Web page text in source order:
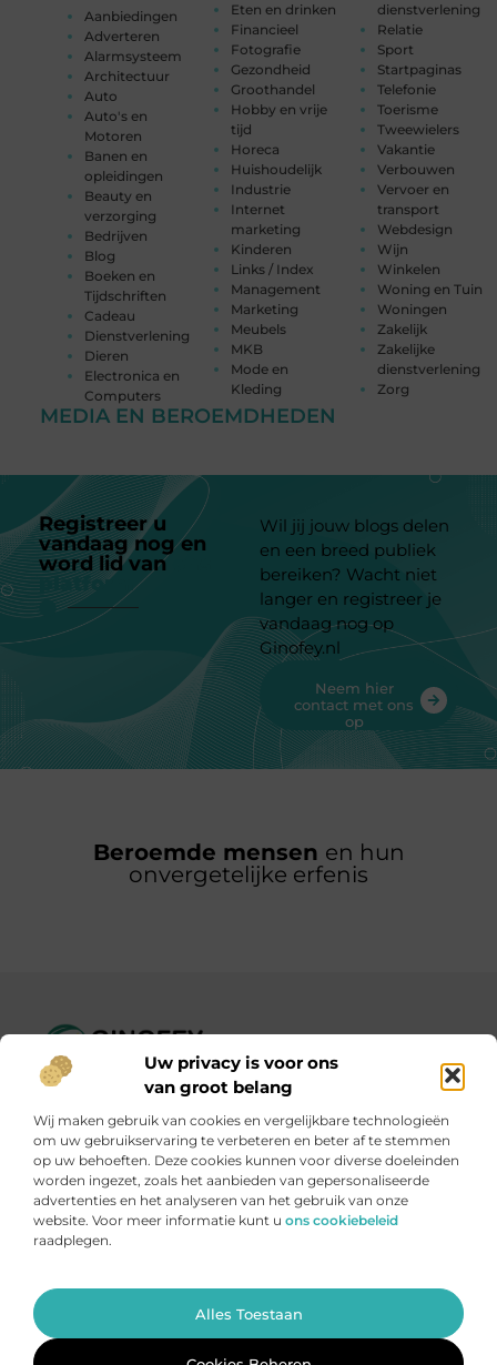
Uw privacy is voor ons
van groot belang
Wij maken gebruik van cookies en vergelijkbare technologieën
om uw gebruikservaring te verbeteren en beter af te stemmen
op uw behoeften. Deze cookies kunnen voor diverse doeleinden
worden ingezet, zoals het aanbieden van gepersonaliseerde
advertenties en het analyseren van het gebruik van onze
website. Voor meer informatie kunt u ons cookiebeleid
raadplegen.
Alles Toestaan Ga Naar
Aanbiedingen
Adverteren
Alarmsysteem
Architectuur
Auto
Auto's en
Motoren
Banen en
opleidingen
Beauty en
verzorging
Bedrijven
Blog
Boeken en
Tijdschriften
Cadeau
Dienstverlening
Dieren
Electronica en
Computers
Eten en drinken
Financieel
Fotografie
Gezondheid
Groothandel
Hobby en vrije
tijd
Horeca
Huishoudelijk
Industrie
Internet
marketing
Kinderen
Links / Index
Management
Marketing
Meubels
MKB
Mode en
Kleding
dienstverlening
Relatie
Sport
Startpaginas
Telefonie
Toerisme
Tweewielers
Vakantie
Verbouwen
Vervoer en
transport
Webdesign
Wijn
Winkelen
Woning en Tuin
Woningen
Zakelijk
Zakelijke
dienstverlening
Zorg
MEDIA EN BEROEMDHEDEN
Registreer u
vandaag nog en
word lid van
platform
Wil jij jouw blogs delen
en een breed publiek
bereiken? Wacht niet
langer en registreer je
vandaag nog op
Ginofey.nl
Neem hier
contact met ons
op
Beroemde mensen en hun
onvergetelijke erfenis
Ginofey.nl – Van alledaags tot bijzonder, altijd iets te lezen!
Wij verzamelen blogs en artikelen over een grote
verscheidenheid aan onderwerpen, die alles uit het dagelijks
leven bestrijken.
Onze informatie
Cookiebeleid (EU)
@2025 www.ginofey.nl. All Right Reserved.